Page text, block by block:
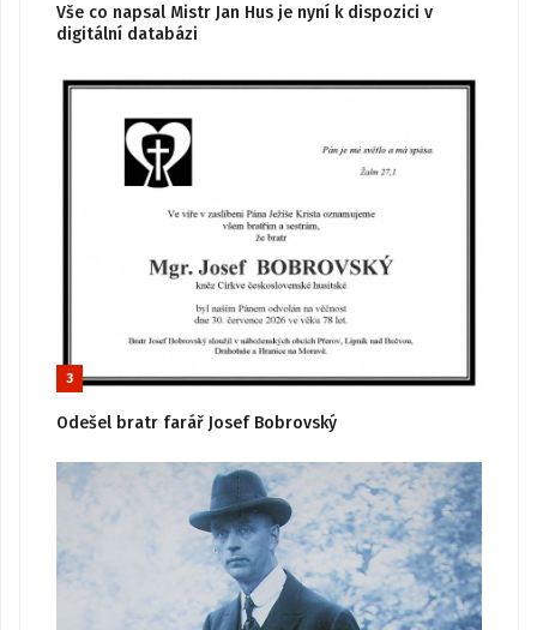
Vše co napsal Mistr Jan Hus je nyní k dispozici v
digitální databázi
3
Odešel bratr farář Josef Bobrovský